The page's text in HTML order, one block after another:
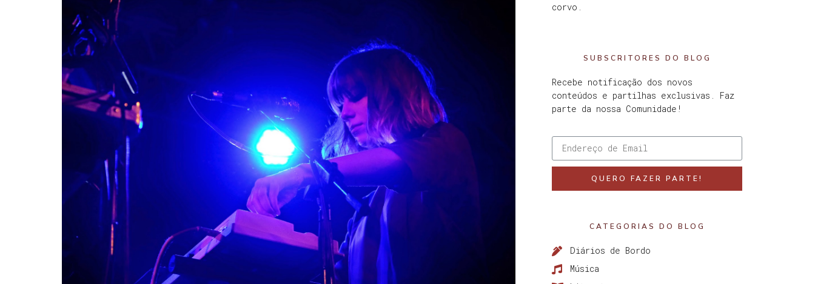
corvo.
SUBSCRITORES DO BLOG
Recebe notificação dos novos
conteúdos e partilhas exclusivas. Faz
parte da nossa Comunidade!
QUERO FAZER PARTE!
CATEGORIAS DO BLOG
Diários de Bordo
Música